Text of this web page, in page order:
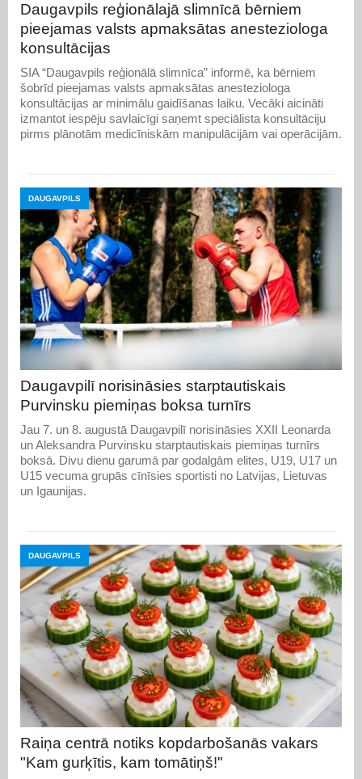
Daugavpils reģionālajā slimnīcā bērniem
pieejamas valsts apmaksātas anesteziologa
konsultācijas
SIA “Daugavpils reģionālā slimnīca” informē, ka bērniem
šobrīd pieejamas valsts apmaksātas anesteziologa
konsultācijas ar minimālu gaidīšanas laiku. Vecāki aicināti
izmantot iespēju savlaicīgi saņemt speciālista konsultāciju
pirms plānotām medicīniskām manipulācijām vai operācijām.
DAUGAVPILS
Daugavpilī norisināsies starptautiskais
Purvinsku piemiņas boksa turnīrs
Jau 7. un 8. augustā Daugavpilī norisināsies XXII Leonarda
un Aleksandra Purvinsku starptautiskais piemiņas turnīrs
boksā. Divu dienu garumā par godalgām elites, U19, U17 un
U15 vecuma grupās cīnīsies sportisti no Latvijas, Lietuvas
un Igaunijas.
DAUGAVPILS
Raiņa centrā notiks kopdarbošanās vakars
"Kam gurķītis, kam tomātiņš!"